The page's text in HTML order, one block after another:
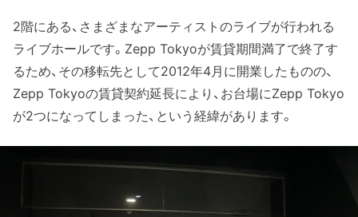
2階にある、さまざまなアーティストのライブが行われる
ライブホールです。Zepp Tokyoが賃貸期間満了で終了す
るため、その移転先として2012年4月に開業したものの、
Zepp Tokyoの賃貸契約延長により、お台場にZepp Tokyo
が2つになってしまった、という経緯があります。